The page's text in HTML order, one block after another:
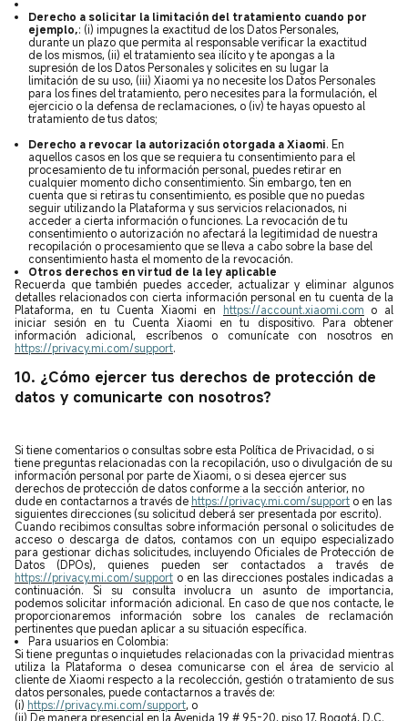
Derecho a solicitar la limitación del tratamiento cuando por
ejemplo,: (i) impugnes la exactitud de los Datos Personales,
durante un plazo que permita al responsable verificar la exactitud
de los mismos, (ii) el tratamiento sea ilícito y te apongas a la
supresión de los Datos Personales y solicites en su lugar la
limitación de su uso, (iii) Xiaomi ya no necesite los Datos Personales
para los fines del tratamiento, pero necesites para la formulación, el
ejercicio o la defensa de reclamaciones, o (iv) te hayas opuesto al
tratamiento de tus datos;
Derecho a revocar la autorización otorgada a Xiaomi. En
aquellos casos en los que se requiera tu consentimiento para el
procesamiento de tu información personal, puedes retirar en
cualquier momento dicho consentimiento. Sin embargo, ten en
cuenta que si retiras tu consentimiento, es posible que no puedas
seguir utilizando la Plataforma y sus servicios relacionados, ni
acceder a cierta información o funciones. La revocación de tu
consentimiento o autorización no afectará la legitimidad de nuestra
recopilación o procesamiento que se lleva a cabo sobre la base del
consentimiento hasta el momento de la revocación.
Otros derechos en virtud de la ley aplicable
Recuerda que también puedes acceder, actualizar y eliminar algunos
detalles relacionados con cierta información personal en tu cuenta de la
Plataforma, en tu Cuenta Xiaomi en https://account.xiaomi.com o al
iniciar sesión en tu Cuenta Xiaomi en tu dispositivo. Para obtener
información adicional, escríbenos o comunícate con nosotros en
https://privacy.mi.com/support.
10. ¿Cómo ejercer tus derechos de protección de
datos y comunicarte con nosotros?
Si tiene comentarios o consultas sobre esta Política de Privacidad, o si
tiene preguntas relacionadas con la recopilación, uso o divulgación de su
información personal por parte de Xiaomi, o si desea ejercer sus
derechos de protección de datos conforme a la sección anterior, no
dude en contactarnos a través de https://privacy.mi.com/support o en las
siguientes direcciones (su solicitud deberá ser presentada por escrito).
Cuando recibimos consultas sobre información personal o solicitudes de
acceso o descarga de datos, contamos con un equipo especializado
para gestionar dichas solicitudes, incluyendo Oficiales de Protección de
Datos (DPOs), quienes pueden ser contactados a través de
https://privacy.mi.com/support o en las direcciones postales indicadas a
continuación. Si su consulta involucra un asunto de importancia,
podemos solicitar información adicional. En caso de que nos contacte, le
proporcionaremos información sobre los canales de reclamación
pertinentes que puedan aplicar a su situación específica.
Para usuarios en Colombia:
Si tiene preguntas o inquietudes relacionadas con la privacidad mientras
utiliza la Plataforma o desea comunicarse con el área de servicio al
cliente de Xiaomi respecto a la recolección, gestión o tratamiento de sus
datos personales, puede contactarnos a través de:
(i) https://privacy.mi.com/support, o
(ii) De manera presencial en la Avenida 19 # 95-20, piso 17, Bogotá, D.C.